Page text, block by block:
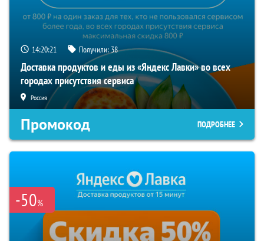
14:20:20 Получили:38
Доставка продуктов и еды из «Яндекс Лавки» во всех
городах присутствия сервиса
Россия
Промокод ПОДРОБНЕЕ
-50%